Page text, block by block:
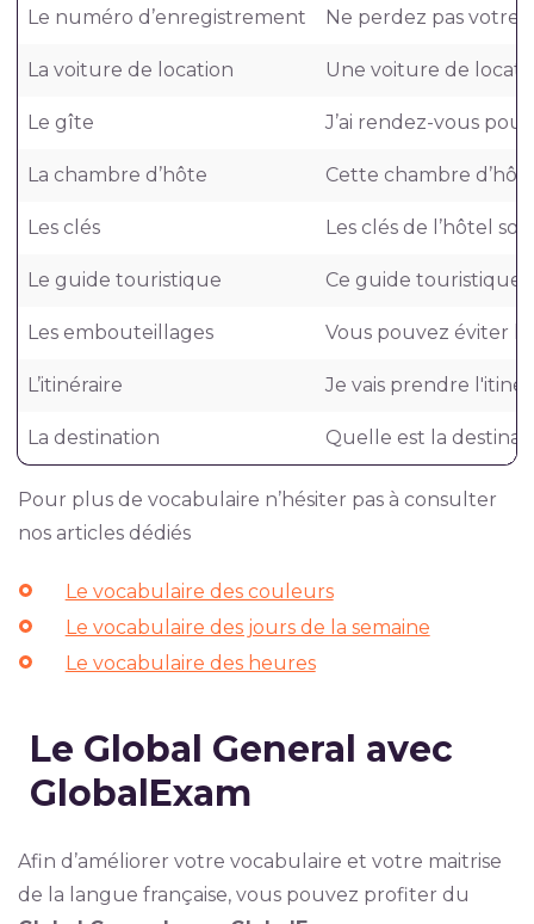
Le numéro d’enregistrement Ne perdez pas votre
La voiture de location Une voiture de
Le gîte J’ai rendez-vous
La chambre d’hôte Cette chambre
Les clés Les clés de l’hôtel
Le guide touristique Ce guide touristique
Les embouteillages Vous pouvez éviter
L’itinéraire Je vais prendre
La destination Quelle est la
Pour plus de vocabulaire n’hésiter pas à consulter
nos articles dédiés
Le vocabulaire des couleurs
Le vocabulaire des jours de la semaine
Le vocabulaire des heures
Le Global General avec
GlobalExam
Afin d’améliorer votre vocabulaire et votre maitrise
de la langue française, vous pouvez profiter du